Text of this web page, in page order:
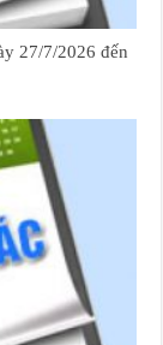
27/7/2026 đến